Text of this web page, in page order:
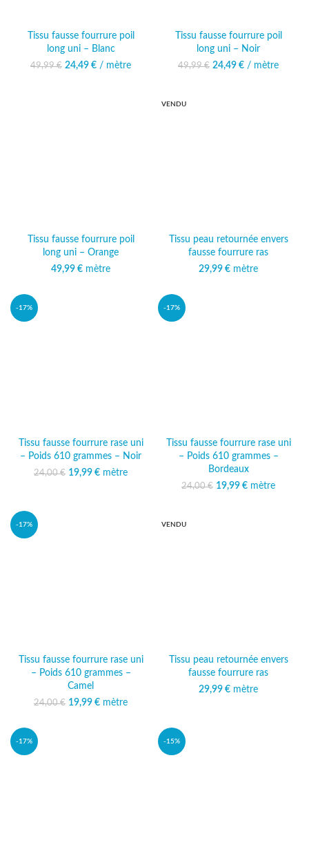
Tissu fausse fourrure poil
long uni – Blanc
49,99€
Le prix initial était :
24,49 €
Le prix
/ mètre
Tissu fausse fourrure poil
long uni – Noir
49,99€
Le prix initial était :
24,49 €
Le prix
/ mètre
Tissu fausse fourrure poil
long uni – Orange
49,99 € mètre
VENDU
Tissu peau retournée envers
fausse fourrure ras
29,99 € mètre
-17%
Tissu fausse fourrure rase uni
– Poids 610 grammes – Noir
24,00€ Le prix initial était :
19,99 €
Le prix
mètre
-17%
Tissu fausse fourrure rase uni
– Poids 610 grammes –
Bordeaux
24,00€ Le prix initial était :
19,99 €
Le prix
mètre
-17%
Tissu fausse fourrure rase uni
– Poids 610 grammes –
Camel
24,00€ Le prix initial était :
19,99 €
Le prix
mètre
VENDU
Tissu peau retournée envers
fausse fourrure ras
29,99 € mètre
-17% -15%